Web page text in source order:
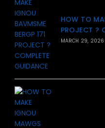
HOW TO
PROJECT ?
MARCH 29, 2026